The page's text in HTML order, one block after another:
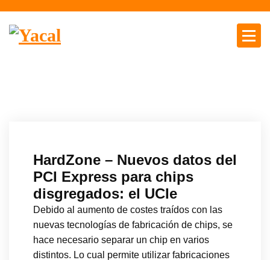
HardZone – Nuevos datos del
PCI Express para chips
disgregados: el UCIe
Debido al aumento de costes traídos con las
nuevas tecnologías de fabricación de chips, se
hace necesario separar un chip en varios
distintos. Lo cual permite utilizar fabricaciones